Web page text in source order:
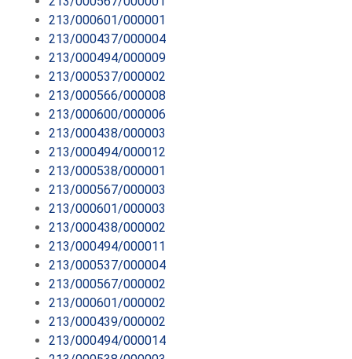
213/000601/000001
213/000437/000004
213/000494/000009
213/000537/000002
213/000566/000008
213/000600/000006
213/000438/000003
213/000494/000012
213/000538/000001
213/000567/000003
213/000601/000003
213/000438/000002
213/000494/000011
213/000537/000004
213/000567/000002
213/000601/000002
213/000439/000002
213/000494/000014